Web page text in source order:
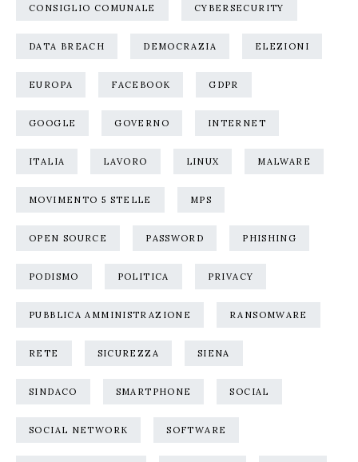
CONSIGLIO COMUNALE CYBERSECURITY
DATA BREACH DEMOCRAZIA ELEZIONI
EUROPA FACEBOOK GDPR
GOOGLE GOVERNO INTERNET
ITALIA LAVORO LINUX MALWARE
MOVIMENTO 5 STELLE MPS
OPEN SOURCE PASSWORD PHISHING
PODISMO POLITICA PRIVACY
PUBBLICA AMMINISTRAZIONE RANSOMWARE
RETE SICUREZZA SIENA
SINDACO SMARTPHONE SOCIAL
SOCIAL NETWORK SOFTWARE